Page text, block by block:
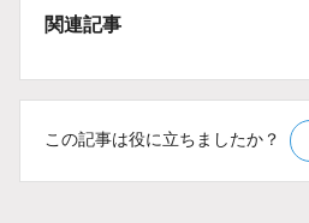
関連記事
この記事は役に立ちましたか？